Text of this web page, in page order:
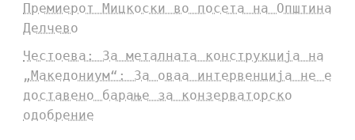
Премиерот Мицкоски во посета на Општина
Делчево
Честоева: За металната конструкција на
„Македониум“: За оваа интервенција не е
доставено барање за конзерваторско
одобрение